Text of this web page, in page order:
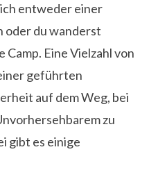
entweder einer
oder du wanderst
Camp. Eine Vielzahl von
geführten
auf dem Weg, bei
zu
gibt es einige